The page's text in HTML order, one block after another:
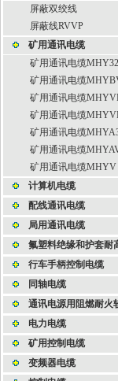
屏蔽双绞线
屏蔽线RVVP
矿用通讯电缆
矿用通讯电缆MHY32
矿用通讯电缆
矿用通讯电缆
矿用通讯电缆
矿用通讯电缆
矿用通讯电缆
矿用通讯电缆MHYV
计算机电缆
配线通讯电缆
局用通讯电缆
氟塑料绝缘和护套耐
行车手柄控制电缆
同轴电缆
通讯电源用阻燃耐火
电力电缆
矿用控制电缆
变频器电缆